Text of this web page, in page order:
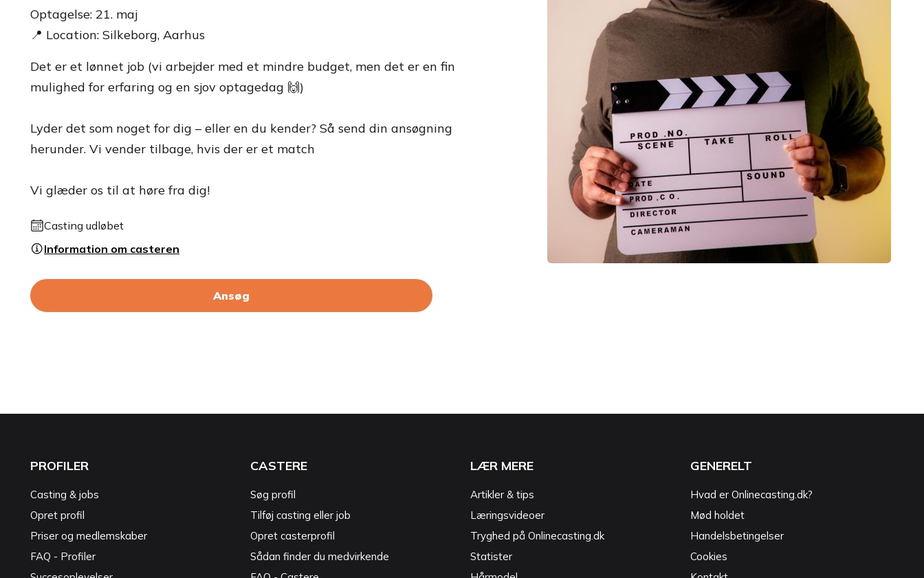
Optagelse: 21. maj
📍 Location: Silkeborg, Aarhus
Det er et lønnet job (vi arbejder med et mindre budget, men det er en fin
mulighed for erfaring og en sjov optagedag 🙌)
Lyder det som noget for dig – eller en du kender? Så send din ansøgning
herunder. Vi vender tilbage, hvis der er et match
Vi glæder os til at høre fra dig!
Casting udløbet
Information om casteren
Ansøg
PROFILER
Casting & jobs
Opret profil
Priser og medlemskaber
FAQ - Profiler
CASTERE
Søg profil
Tilføj casting eller job
Opret casterprofil
Sådan finder du medvirkende
LÆR MERE
Artikler & tips
Læringsvideoer
Tryghed på Onlinecasting.dk
Statister
GENERELT
Hvad er Onlinecasting.dk?
Mød holdet
Handelsbetingelser
Cookies